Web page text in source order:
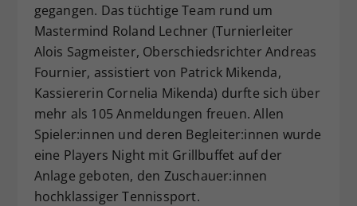
gegangen. Das tüchtige Team rund um
Mastermind Roland Lechner (Turnierleiter
Alois Sagmeister, Oberschiedsrichter Andreas
Fournier, assistiert von Patrick Mikenda,
Kassiererin Cornelia Mikenda) durfte sich über
mehr als 105 Anmeldungen freuen. Allen
Spieler:innen und deren Begleiter:innen wurde
eine Players Night mit Grillbuffet auf der
Anlage geboten, den Zuschauer:innen
hochklassiger Tennissport.
Webseiten-Betreiber dies eingestellt
hat.